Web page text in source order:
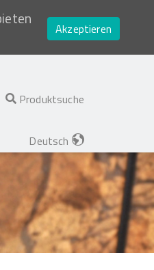
Akzeptieren
Produktsuche
Deutsch